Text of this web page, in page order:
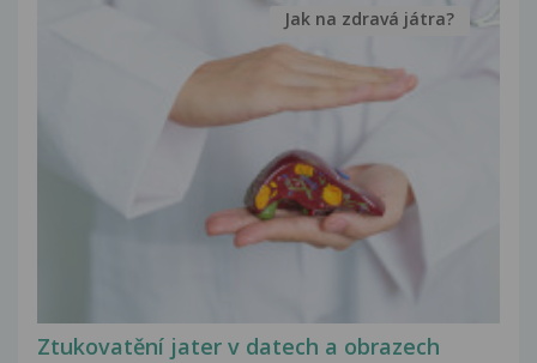
Ztukovatění jater v datech a obrazech
Jak na zdravá játra?